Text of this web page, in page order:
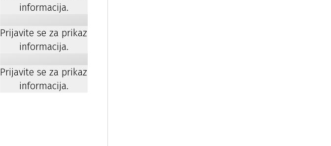
informacija.
Prijavite se za prikaz
informacija.
Prijavite se za prikaz
informacija.